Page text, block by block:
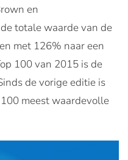
en
totale waarde van de
met 126% naar een
100 van 2015 is de
de vorige editie is
meest waardevolle